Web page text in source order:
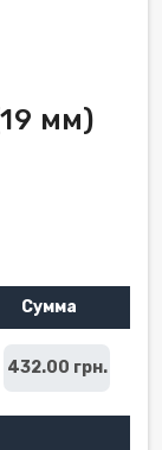
мм)
Сумма
432.00 грн.